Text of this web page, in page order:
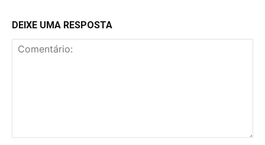
DEIXE UMA RESPOSTA